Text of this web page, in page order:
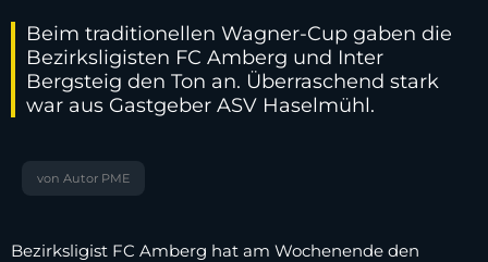
Beim traditionellen Wagner-Cup gaben die
Bezirksligisten FC Amberg und Inter
Bergsteig den Ton an. Überraschend stark
war aus Gastgeber ASV Haselmühl.
von Autor PME
Bezirksligist FC Amberg hat am Wochenende den